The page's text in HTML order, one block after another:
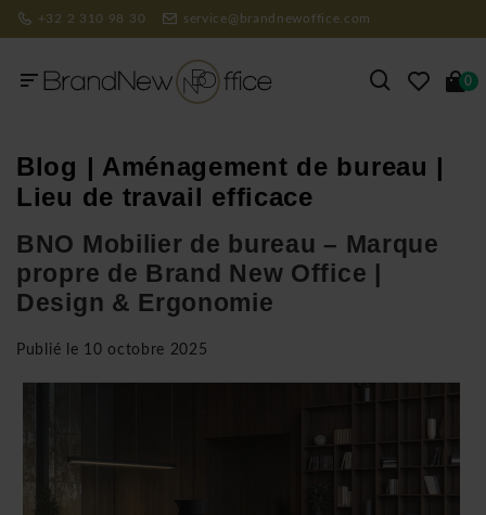
+32 2 310 98 30 service@brandnewoffice.com
0
Blog | Aménagement de bureau |
Lieu de travail efficace
BNO Mobilier de bureau – Marque
propre de Brand New Office |
Design & Ergonomie
Publié le 10 octobre 2025